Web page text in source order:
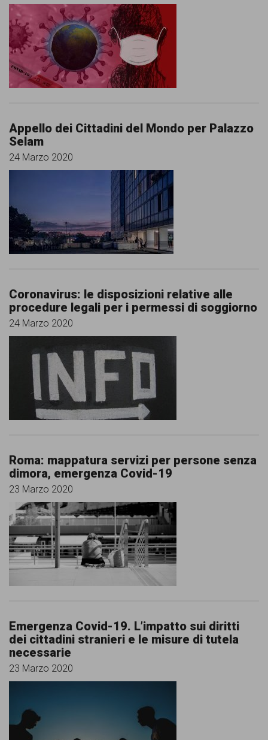
Appello dei Cittadini del Mondo per Palazzo
Selam
24 Marzo 2020
Coronavirus: le disposizioni relative alle
procedure legali per i permessi di soggiorno
24 Marzo 2020
Roma: mappatura servizi per persone senza
dimora, emergenza Covid-19
23 Marzo 2020
Emergenza Covid-19. L’impatto sui diritti
dei cittadini stranieri e le misure di tutela
necessarie
23 Marzo 2020